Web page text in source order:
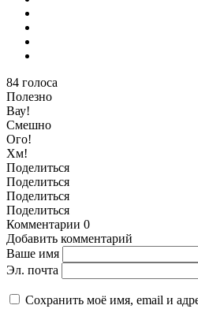
84 голоса
Полезно
Вау!
Смешно
Ого!
Хм!
Поделиться
Поделиться
Поделиться
Поделиться
Комментарии 0
Добавить комментарий
Ваше имя
Эл. почта
Сохранить моё имя, email и